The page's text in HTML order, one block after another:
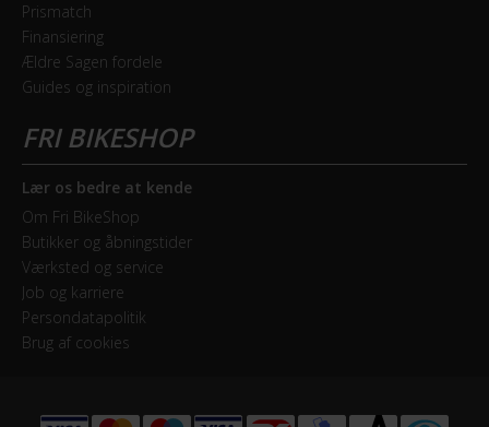
Indvendige gear
Kranksæt
Shimano Aluminium 38T
Samlet antal gear
7
Skiftegreb
Drejegreb
HJUL & DÆK
Bike Attitude Antipuncture 700x35
Prismatch
Finansiering
Ældre Sagen fordele
Guides og inspiration
Lær os bedre at kende
Om Fri BikeShop
Butikker og åbningstider
Værksted og service
Job og karriere
Persondatapolitik
Brug af cookies